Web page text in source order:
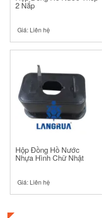
2 Nắp
Giá: Liên hệ
Hộp Đồng Hồ Nước
Nhựa Hình Chữ Nhật
Giá: Liên hệ